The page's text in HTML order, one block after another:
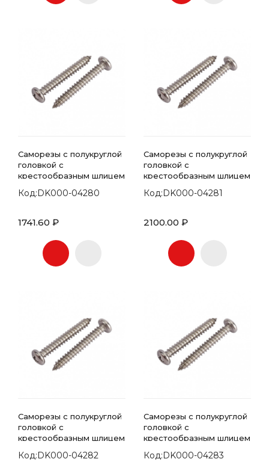
Саморезы с полукруглой
головкой с
крестообразным шлицем
Код:DK000-04280
1741.60 ₽
Саморезы с полукруглой
головкой с
крестообразным шлицем
Код:DK000-04281
2100.00 ₽
Саморезы с полукруглой
головкой с
крестообразным шлицем
Код:DK000-04282
Саморезы с полукруглой
головкой с
крестообразным шлицем
Код:DK000-04283